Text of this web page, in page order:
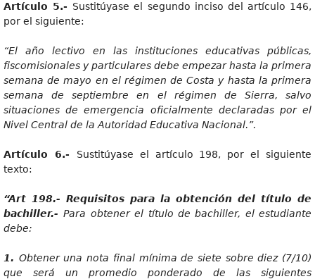
Artícul o 5.- Sustitúyase el segundo inciso del artículo 146,
por el siguiente:
“El año lectivo en las instituciones educativas públicas,
fiscomisionales y particulares debe empezar hasta la primera
semana de mayo en el régimen de Costa y hasta la primera
semana de septiembre en el régimen de Sierra, salvo
situaciones de emergencia oficialmente declaradas por el
Nivel Central de la Autoridad Educativa Nacional.”.
Artícul o 6.- Sustitúyase el artículo 198, por el siguiente
texto:
“Art 198.- Requisitos para la obtención del título de
bachiller.-Para obtener el título de bachiller, el estudiante
debe:
1. Obtener una nota final mínima de siete sobre diez (7/10)
que será un promedio ponderado de las siguientes